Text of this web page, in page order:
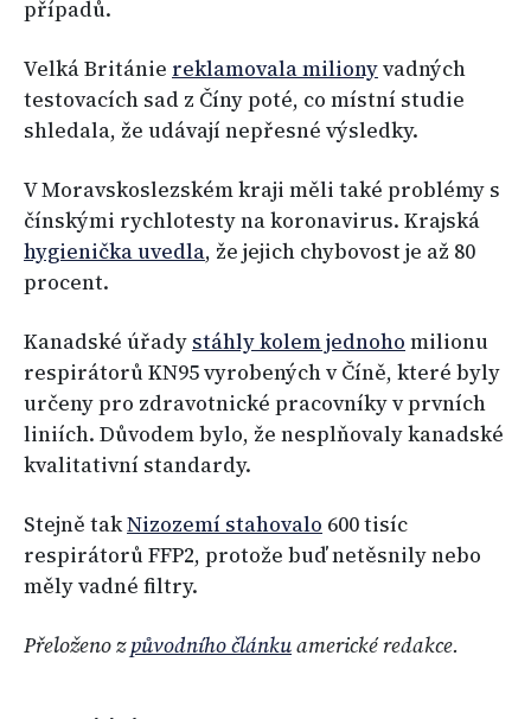
případů.
Velká Británie reklamovala milionyvadných
testovacích sad z Číny poté, co místní studie
shledala, že udávají nepřesné výsledky.
V Moravskoslezském kraji měli také problémy s
čínskými rychlotesty na koronavirus. Krajská
hygienička uvedla, že jejich chybovost je až 80
procent.
Kanadské úřady stáhly kolem jednoho milionu
respirátorů KN95 vyrobených v Číně, které byly
určeny pro zdravotnické pracovníky v prvních
liniích. Důvodem bylo, že nesplňovaly kanadské
kvalitativní standardy.
Stejně takNizozemí stahovalo 600 tisíc
respirátorů FFP2, protože buď netěsnily nebo
měly vadné filtry.
Přeloženo způvodního článkuamerické redakce.